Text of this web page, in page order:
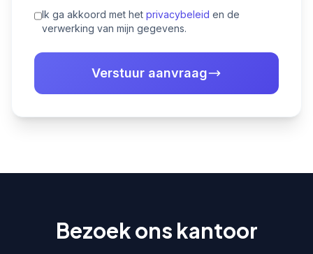
Ik ga akkoord met het privacybeleid en de
verwerking van mijn gegevens.
Verstuur aanvraag
Bezoek ons kantoor